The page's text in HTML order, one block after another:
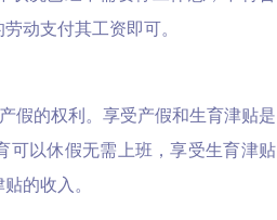
动支付其工资即可。
假的权利。享受产假和生育津贴是
可以休假无需上班，享受生育津贴
的收入。